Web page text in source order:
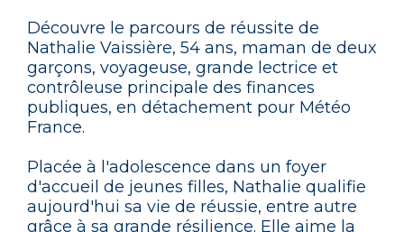
Découvre le parcours de réussite de
Nathalie Vaissière, 54 ans, maman de deux
garçons, voyageuse, grande lectrice et
contrôleuse principale des finances
publiques, en détachement pour Météo
France.
Placée à l'adolescence dans un foyer
d'accueil de jeunes filles, Nathalie qualifie
aujourd'hui sa vie de réussie, entre autre
grâce à sa grande résilience. Elle aime la